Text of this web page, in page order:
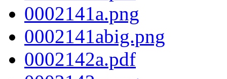
0002141a.png
0002141abig.png
0002142a.pdf